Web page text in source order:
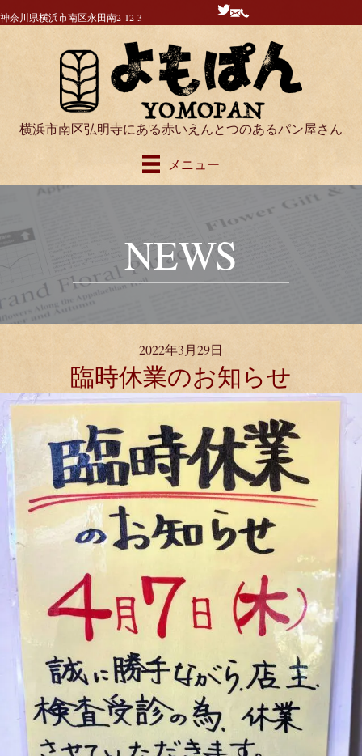
神奈川県横浜市南区永田南2-12-3
横浜市南区弘明寺にある赤いえんとつのあるパン屋さん
メニュー
NEWS
2022年3月29日
臨時休業のお知らせ